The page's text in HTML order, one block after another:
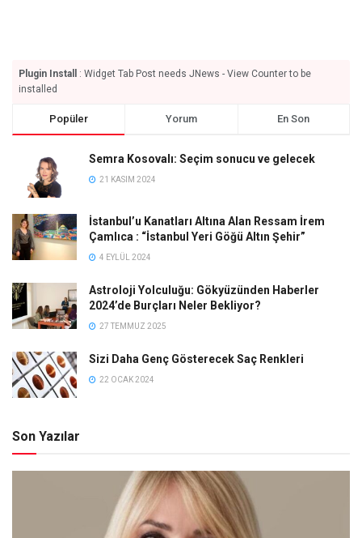
Plugin Install
: Widget Tab Post needs JNews - View Counter to be
installed
Popüler Yorum En Son
Semra Kosovalı: Seçim sonucu ve gelecek
21 KASIM 2024
İstanbul’u Kanatları Altına Alan Ressam İrem
Çamlıca : “İstanbul Yeri Göğü Altın Şehir”
4 EYLÜL 2024
Astroloji Yolculuğu: Gökyüzünden Haberler
2024’de Burçları Neler Bekliyor?
27 TEMMUZ 2025
Sizi Daha Genç Gösterecek Saç Renkleri
22 OCAK 2024
Son Yazılar